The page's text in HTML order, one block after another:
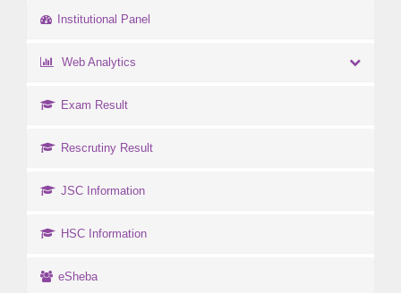
Institutional Panel
Web Analytics
Exam Result
Rescrutiny Result
JSC Information
HSC Information
eSheba